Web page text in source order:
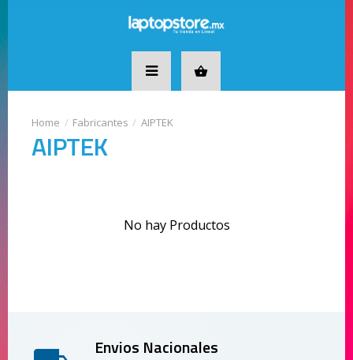
Fabricantes AIPTEK
AIPTEK
No hay Productos
Envios Nacionales